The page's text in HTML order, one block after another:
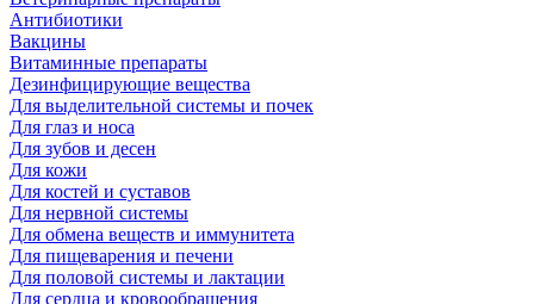
Антибиотики
Вакцины
Витаминные препараты
Дезинфицирующие вещества
Для выделительной системы и почек
Для глаз и носа
Для зубов и десен
Для кожи
Для костей и суставов
Для нервной системы
Для обмена веществ и иммунитета
Для пищеварения и печени
Для половой системы и лактации
Для сердца и кровообращения